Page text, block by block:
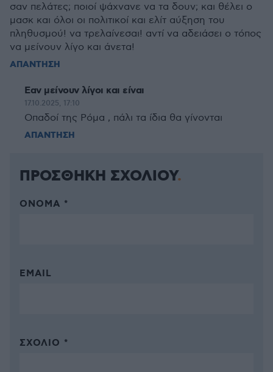
σαν πελάτες; ποιοί ψάχνανε να τα δουν; και θέλει ο
μασκ και όλοι οι πολιτικοί και ελίτ αύξηση του
πληθυσμού! να τρελαίνεσαι! αντί να αδειάσει ο τόπος
να μείνουν λίγο και άνετα!
ΑΠΑΝΤΗΣΗ
Εαν μείνουν λίγοι και είναι
17.10.2025, 17:10
Οπαδοί της Ρόμα , πάλι τα ίδια θα γίνονται
ΑΠΑΝΤΗΣΗ
ΠΡΟΣΘΗΚΗ ΣΧΟΛΙΟΥ
ΌΝΟΜΑ *
EMAIL
ΣΧΌΛΙΟ *